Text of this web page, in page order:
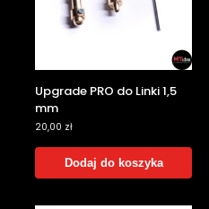
Upgrade PRO do Linki 1,5
mm
20,00 zł
Dodaj do koszyka